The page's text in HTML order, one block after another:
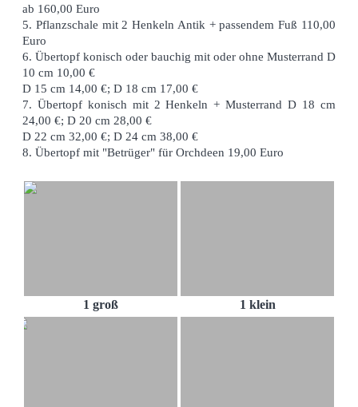
ab 160,00 Euro
5. Pflanzschale mit 2 Henkeln Antik + passendem Fuß 110,00
Euro
6. Übertopf konisch oder bauchig mit oder ohne Musterrand D
10 cm 10,00 €
D 15 cm 14,00 €; D 18 cm 17,00 €
7. Übertopf konisch mit 2 Henkeln + Musterrand D 18 cm
24,00 €; D 20 cm 28,00 €
D 22 cm 32,00 €; D 24 cm 38,00 €
8. Übertopf mit "Betrüger" für Orchdeen 19,00 Euro
1 groß 1 klein